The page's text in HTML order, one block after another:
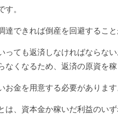
す。
達できれば倒産を回避すること
っても返済しなければならな
なくなるため、返済の原資を稼
金を用意する必要があります
は、資本金か稼いだ利益のいず